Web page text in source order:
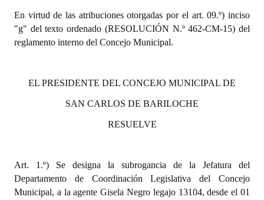
Actas de Audiencias Públicas
NORMATIVA
INSTITUCIONAL
Antiguos Pobladores
En virtud de las atribuciones otorgadas por el art. 09.º) inciso
"g" del texto ordenado (RESOLUCIÓN N.º 462-CM-15) del
reglamento interno del Concejo Municipal.
EL PRESIDENTE DEL CONCEJO MUNICIPAL DE
SAN CARLOS DE BARILOCHE
RESUELVE
Art. 1.º) Se designa la subrogancia de la Jefatura del
Departamento de Coordinación Legislativa del Concejo
Municipal, a la agente Gisela Negro legajo 13104, desde el 01